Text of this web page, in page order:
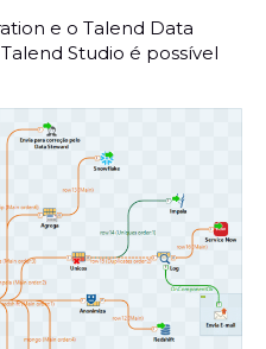
e o Talend Data
Studio é possível